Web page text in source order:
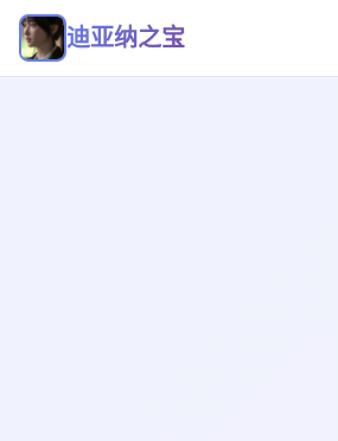
迪亚纳之宝